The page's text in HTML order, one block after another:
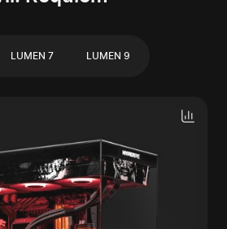
LUMEN 7 LUMEN 9